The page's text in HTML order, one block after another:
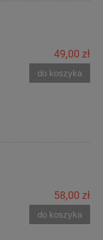
49,00 zł
do koszyka
58,00 zł
do koszyka